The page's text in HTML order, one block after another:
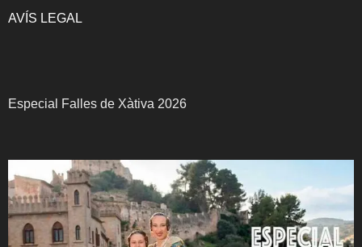
AVÍS LEGAL
Especial Falles de Xàtiva 2026